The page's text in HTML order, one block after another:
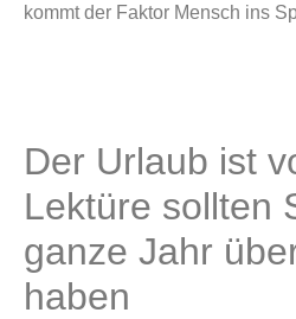
kommt der Faktor Mensch ins
Der Urlaub ist
Lektüre sollten
ganze Jahr
haben